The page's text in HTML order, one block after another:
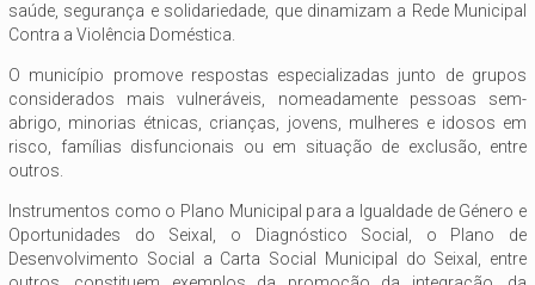
saúde, segurança e solidariedade, que dinamizam a Rede Municipal
Contra a Violência Doméstica.
O município promove respostas especializadas junto de grupos
considerados mais vulneráveis, nomeadamente pessoas sem-
abrigo, minorias étnicas, crianças, jovens, mulheres e idosos em
risco, famílias disfuncionais ou em situação de exclusão, entre
outros.
Instrumentos como o Plano Municipal para a Igualdade de Género e
Oportunidades do Seixal, o Diagnóstico Social, o Plano de
Desenvolvimento Social a Carta Social Municipal do Seixal, entre